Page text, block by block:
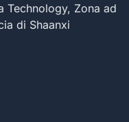
Technology, Zona ad
di Shaanxi